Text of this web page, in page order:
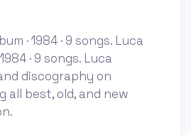
· 1984 · 9 songs. Luca
· 9 songs. Luca
discography on
all best, old, and new